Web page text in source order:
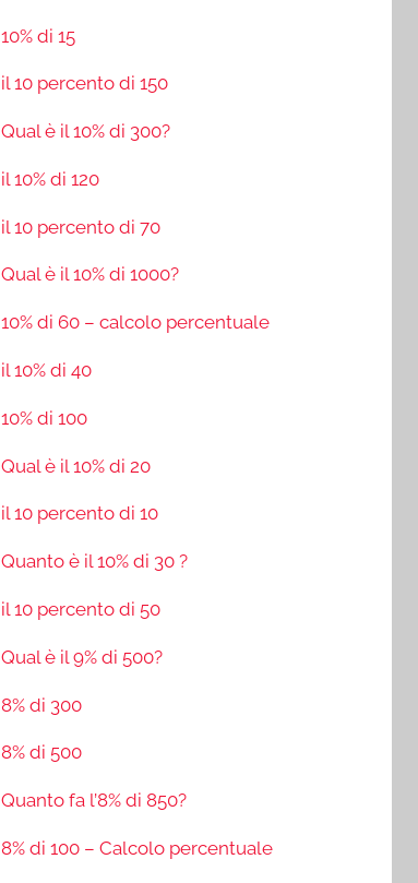
10% di 15
il 10 percento di 150
Qual è il 10% di 300?
il 10% di 120
il 10 percento di 70
Qual è il 10% di 1000?
10% di 60 – calcolo percentuale
il 10% di 40
10% di 100
Qual è il 10% di 20
il 10 percento di 10
Quanto è il 10% di 30 ?
il 10 percento di 50
Qual è il 9% di 500?
8% di 300
8% di 500
Quanto fa l’8% di 850?
8% di 100 – Calcolo percentuale